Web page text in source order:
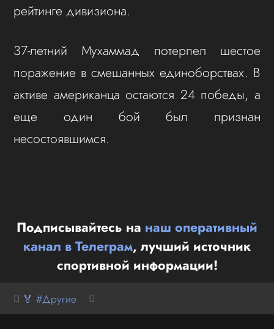
рейтинге дивизиона.
37-летний Мухаммад потерпел шестое
поражение в смешанных единоборствах. В
активе американца остаются 24 победы, а
еще один бой был признан
несостоявшимся.
Подписывайтесь на наш оперативный
канал в Телеграм, лучший источник
спортивной информации!
🏅 #Другие